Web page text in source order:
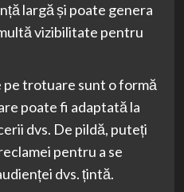
largă și poate genera
vizibilitate pentru
pe trotuare sunt o formă
poate fi adaptată la
dvs. De pildă, puteți
pentru a se
dvs. țintă.